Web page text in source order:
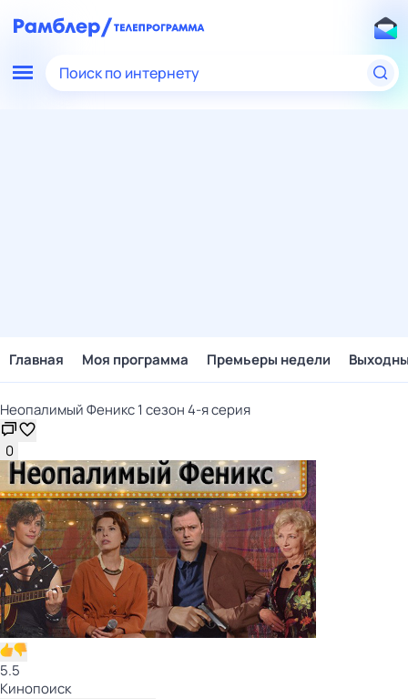
Поиск по интернету
Главная Моя программа Премьеры недели
Неопалимый Феникс 1 сезон 4-я серия
0
5.5
Кинопоиск